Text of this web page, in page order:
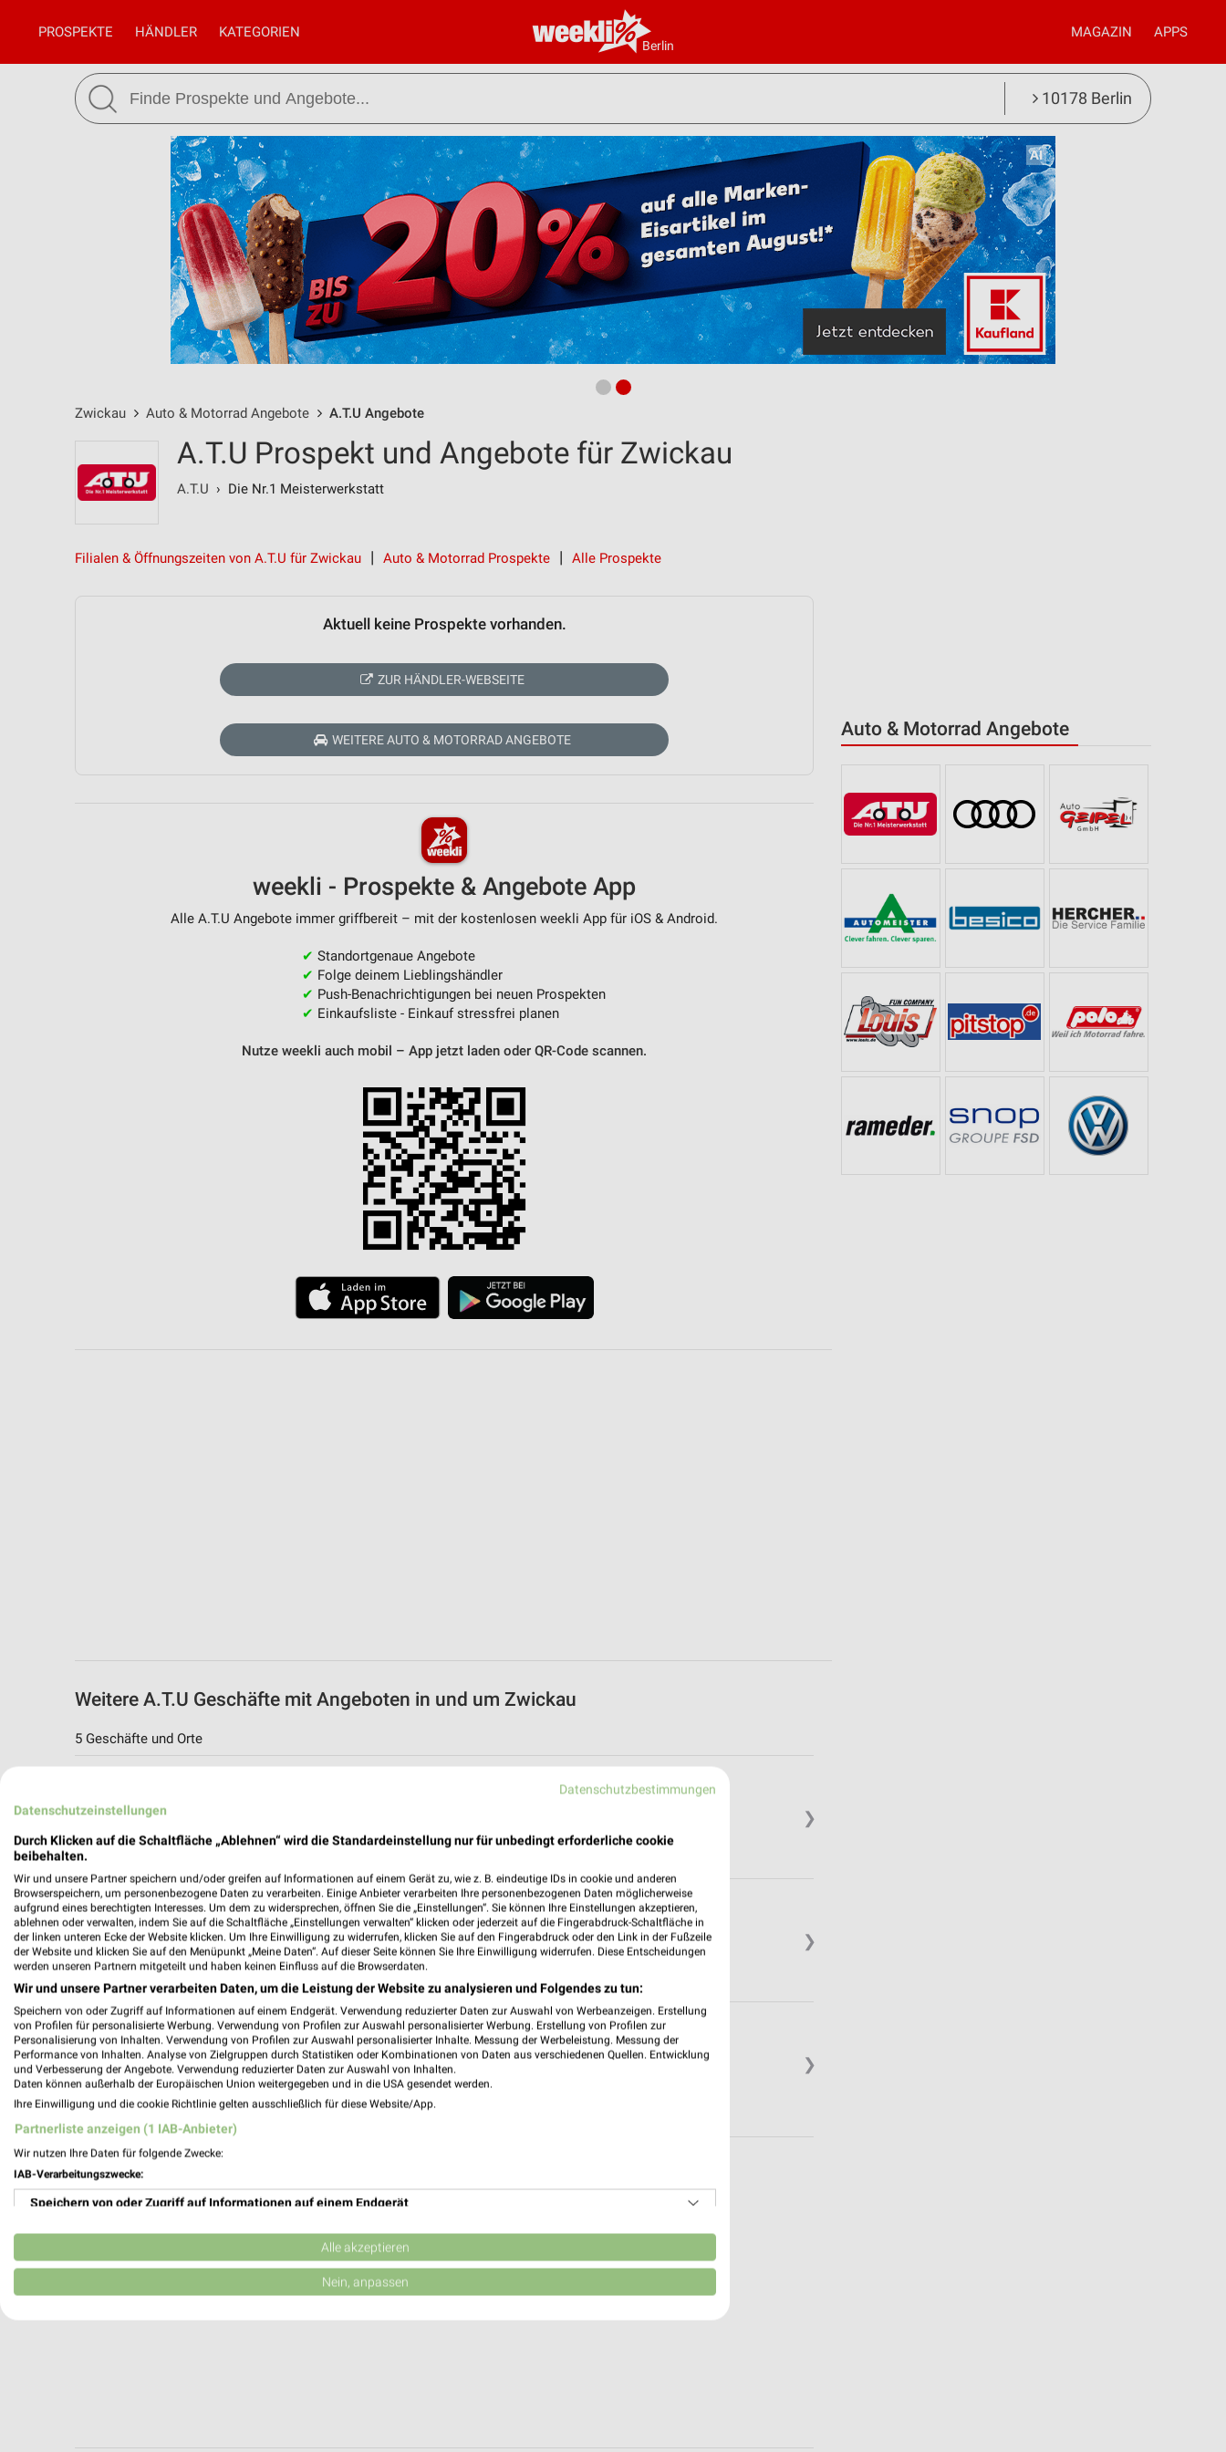
Berlin
PROSPEKTE HÄNDLER KATEGORIEN MAGAZIN APPS
10178 Berlin
Zwickau Auto & Motorrad Angebote A.T.U Angebote
Auto & Motorrad Angebote
A.T.U Prospekt und Angebote für Zwickau
A.T.U › Die Nr.1 Meisterwerkstatt
Filialen & Öffnungszeiten von A.T.U für Zwickau Auto & Motorrad Prospekte Alle Prospekte
Aktuell keine Prospekte vorhanden.
ZUR HÄNDLER-WEBSEITE
WEITERE AUTO & MOTORRAD ANGEBOTE
weekli - Prospekte & Angebote App
Alle A.T.U Angebote immer griffbereit – mit der kostenlosen weekli App für iOS & Android.
✔ Standortgenaue Angebote
✔ Folge deinem Lieblingshändler
✔ Push-Benachrichtigungen bei neuen Prospekten
✔ Einkaufsliste - Einkauf stressfrei planen
Nutze weekli auch mobil – App jetzt laden oder QR-Code scannen.
Weitere A.T.U Geschäfte mit Angeboten in und um Zwickau
5 Geschäfte und Orte
❯
Altenburger Straße 14
206,53 km
❯
A.T.U Angebote in Glauchau
Glauchau, Deutschland
196,57 km
❯
A.T.U Angebote in Bad Schlema
Bad Schlema, Deutschland
219,87 km
Datenschutzbestimmungen
Datenschutzeinstellungen
Durch Klicken auf die Schaltfläche „Ablehnen“ wird die Standardeinstellung nur für unbedingt erforderliche cookie
beibehalten.
Wir und unsere Partner speichern und/oder greifen auf Informationen auf einem Gerät zu, wie z. B. eindeutige IDs in cookie und anderen
Browserspeichern, um personenbezogene Daten zu verarbeiten. Einige Anbieter verarbeiten Ihre personenbezogenen Daten möglicherweise
aufgrund eines berechtigten Interesses. Um dem zu widersprechen, öffnen Sie die „Einstellungen“. Sie können Ihre Einstellungen akzeptieren,
ablehnen oder verwalten, indem Sie auf die Schaltfläche „Einstellungen verwalten“ klicken oder jederzeit auf die Fingerabdruck-Schaltfläche in
der linken unteren Ecke der Website klicken. Um Ihre Einwilligung zu widerrufen, klicken Sie auf den Fingerabdruck oder den Link in der Fußzeile
der Website und klicken Sie auf den Menüpunkt „Meine Daten“. Auf dieser Seite können Sie Ihre Einwilligung widerrufen. Diese Entscheidungen
werden unseren Partnern mitgeteilt und haben keinen Einfluss auf die Browserdaten.
Wir und unsere Partner verarbeiten Daten, um die Leistung der Website zu analysieren und Folgendes zu tun:
Speichern von oder Zugriff auf Informationen auf einem Endgerät. Verwendung reduzierter Daten zur Auswahl von Werbeanzeigen. Erstellung
von Profilen für personalisierte Werbung. Verwendung von Profilen zur Auswahl personalisierter Werbung. Erstellung von Profilen zur
Personalisierung von Inhalten. Verwendung von Profilen zur Auswahl personalisierter Inhalte. Messung der Werbeleistung. Messung der
Performance von Inhalten. Analyse von Zielgruppen durch Statistiken oder Kombinationen von Daten aus verschiedenen Quellen. Entwicklung
und Verbesserung der Angebote. Verwendung reduzierter Daten zur Auswahl von Inhalten.
Daten können außerhalb der Europäischen Union weitergegeben und in die USA gesendet werden.
Ihre Einwilligung und die cookie Richtlinie gelten ausschließlich für diese Website/App.
Partnerliste anzeigen (1 IAB-Anbieter)
Wir nutzen Ihre Daten für folgende Zwecke:
IAB-Verarbeitungszwecke:
Speichern von oder Zugriff auf Informationen auf einem Endgerät
Verwendung reduzierter Daten zur Auswahl von Werbeanzeigen
Erstellung von Profilen für personalisierte Werbung
Alle akzeptieren
Nein, anpassen